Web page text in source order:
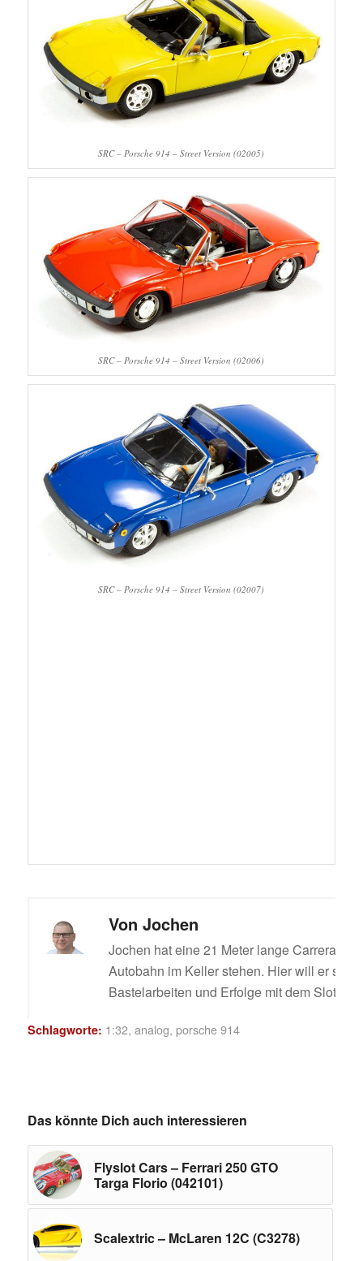
SRC – Porsche 914 – Street Version (02005)
SRC – Porsche 914 – Street Version (02006)
SRC – Porsche 914 – Street Version (02007)
Von Jochen
Jochen hat eine 21 Meter lange Carrera
Autobahn im Keller stehen. Hier will er
Bastelarbeiten und Erfolge mit dem Slotcar
Schlagworte: 1:32, analog, porsche 914
Das könnte Dich auch interessieren
Flyslot Cars – Ferrari 250 GTO
Targa Florio (042101)
Scalextric – McLaren 12C (C3278)